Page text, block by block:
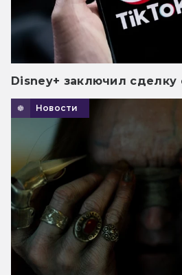
Disney+ заключил сделку
Новости